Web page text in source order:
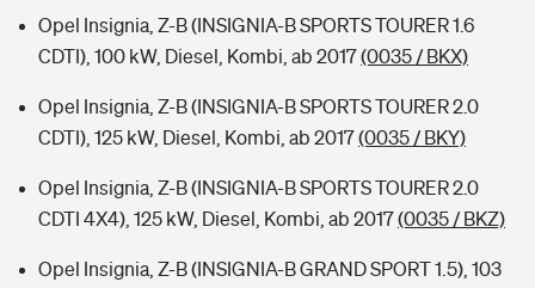
Opel Insignia, Z-B (INSIGNIA-B SPORTS TOURER 1.6
CDTI), 100 kW, Diesel, Kombi, ab 2017(0035 / BKX)
Opel Insignia, Z-B (INSIGNIA-B SPORTS TOURER 2.0
CDTI), 125 kW, Diesel, Kombi, ab 2017(0035 / BKY)
Opel Insignia, Z-B (INSIGNIA-B SPORTS TOURER 2.0
CDTI 4X4), 125 kW, Diesel, Kombi, ab 2017(0035 / BKZ)
Opel Insignia, Z-B (INSIGNIA-B GRAND SPORT 1.5), 103